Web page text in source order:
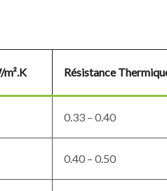
Résistance
0.33 – 0.40
0.40 – 0.50